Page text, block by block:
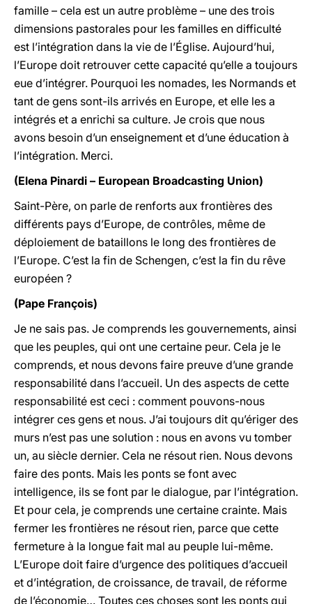
famille – cela est un autre problème – une des trois
dimensions pastorales pour les familles en difficulté
est l’intégration dans la vie de l’Église. Aujourd’hui,
l’Europe doit retrouver cette capacité qu’elle a toujours
eue d’intégrer. Pourquoi les nomades, les Normands et
tant de gens sont-ils arrivés en Europe, et elle les a
intégrés et a enrichi sa culture. Je crois que nous
avons besoin d’un enseignement et d’une éducation à
l’intégration. Merci.
(Elena Pinardi – European Broadcasting Union)
Saint-Père, on parle de renforts aux frontières des
différents pays d’Europe, de contrôles, même de
déploiement de bataillons le long des frontières de
l’Europe. C’est la fin de Schengen, c’est la fin du rêve
européen ?
(Pape François)
Je ne sais pas. Je comprends les gouvernements, ainsi
que les peuples, qui ont une certaine peur. Cela je le
comprends, et nous devons faire preuve d’une grande
responsabilité dans l’accueil. Un des aspects de cette
responsabilité est ceci : comment pouvons-nous
intégrer ces gens et nous. J’ai toujours dit qu’ériger des
murs n’est pas une solution : nous en avons vu tomber
un, au siècle dernier. Cela ne résout rien. Nous devons
faire des ponts. Mais les ponts se font avec
intelligence, ils se font par le dialogue, par l’intégration.
Et pour cela, je comprends une certaine crainte. Mais
fermer les frontières ne résout rien, parce que cette
fermeture à la longue fait mal au peuple lui-même.
L’Europe doit faire d’urgence des politiques d’accueil
et d’intégration, de croissance, de travail, de réforme
de l’économie… Toutes ces choses sont les ponts qui